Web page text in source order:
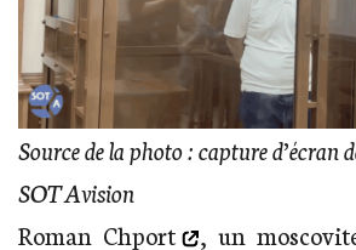
Source de la photo : capture d’écran
SOTAvision
Roman Chport
, un